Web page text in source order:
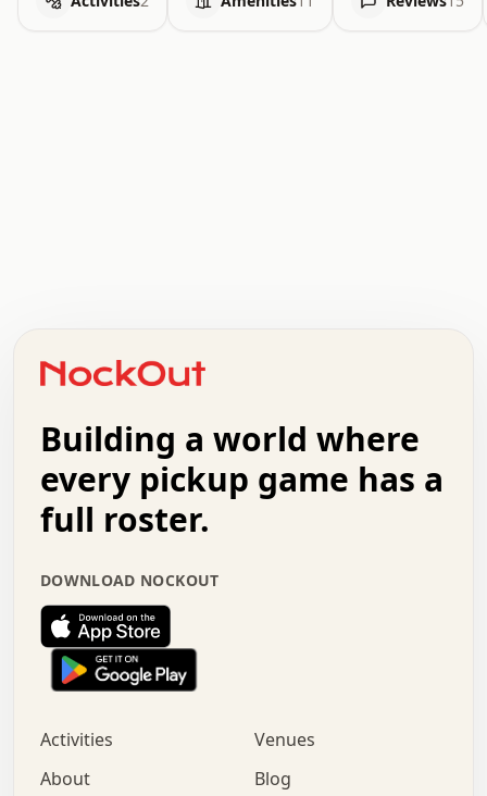
+   .   .   .   .   .   .   .   .   .   +   .   .
.   .   .   .   .   .   .   .   .   .   .   :   .
.   .   .   .   +   .   .   .   .   .   .   .   +
.   :   .   .   .   .   .   .   .   .   o   .   .
.   .   x   .   .   .   .   .   .   :   .   .   o
.   .   .   .   :   .   .   .   .   o   .   .   .
.   .   .   .   .   .   .   :   .   .   .   .   .
.   .   .   .   .   .   .   +   .   .   x   .   .
.   .   .   .   .   :   +   .   .   .   .   .   o
.   .   .   .   .   .   .   .   .   .   .   .   .
.   .   :   o   .   .   .   .   .   .   .   +   .
.   o   .   .   .   .   x   .   .   .   .   .   .
+   .   o   .   .   .   .   o   .   .   .   .
.   +   .   .   .   .   .   .   .   .   :   .   x
Building a world where
every pickup game has a
full roster.
DOWNLOAD NOCKOUT
Activities
Venues
About
Blog